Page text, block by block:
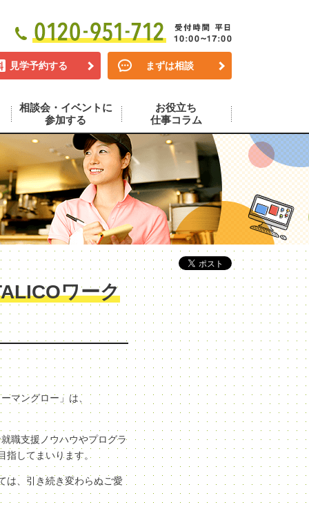
見学予約する まずは相談
相談会・イベントに
参加する
お役立ち
仕事コラム
ワーク
マングロー」は、
職支援ノウハウやプログラ
指してまいります。
は、引き続き変わらぬご愛